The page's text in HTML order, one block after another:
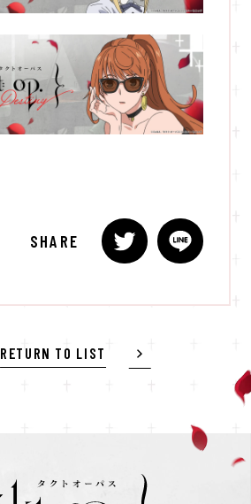
SHARE
RETURN TO LIST